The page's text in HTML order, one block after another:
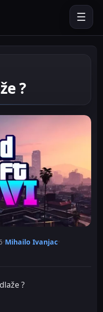
☰
?
Mihailo Ivanjac
?